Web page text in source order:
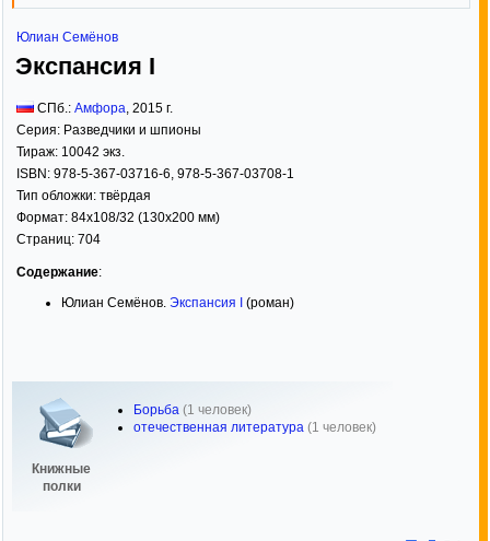
Юлиан Семёнов
Экспансия I
СПб.: Амфора 2015 г.
Серия: Разведчики и шпионы
Тираж: 10042 экз.
ISBN: 978-5-367-03716-6, 978-5-367-03708-1
Тип обложки: твёрдая
Формат: 84x108/32 (130x200 мм)
Страниц: 704
Содержание:
Юлиан Семёнов. Экспансия I (роман)
Книжные
полки
Борьба (1 человек)
отечественная литература (1 человек)